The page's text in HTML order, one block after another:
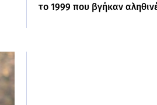
το 1999 που βγήκαν